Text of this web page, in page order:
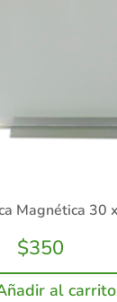
Magnética 30
$350
al carrito